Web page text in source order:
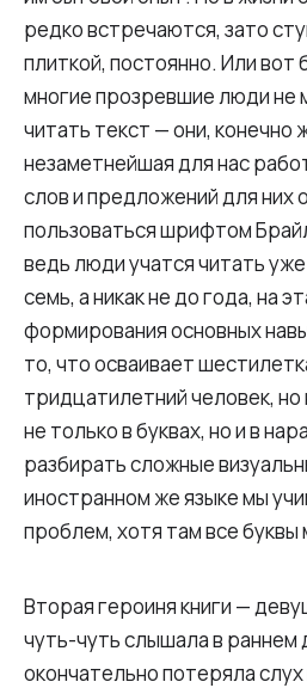
редко встречаются, зато
плиткой, постоянно. Или вот
многие прозревшие люди не
читать текст — они, конечно
незаметнейшая для нас
слов и предложений для них
пользоваться шрифтом
ведь люди учатся читать
семь, а никак не до года, на
формирования основных
то, что осваивает
тридцатилетний человек,
не только в буквах, но и в
разбирать сложные
иностранном же языке мы
проблем, хотя там все
Вторая героиня книги —
чуть-чуть слышала в раннем
окончательно потеряла